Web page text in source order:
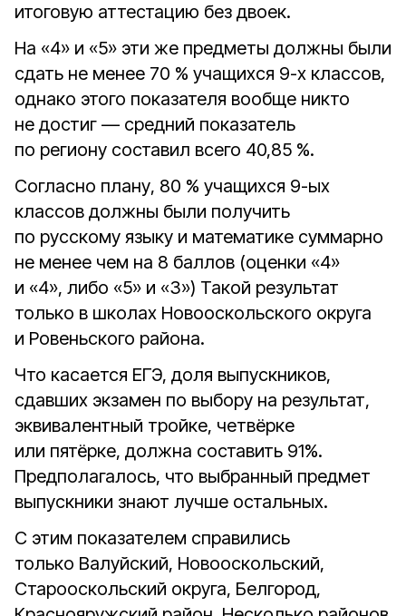
итоговую аттестацию без двоек.
На «4» и «5» эти же предметы должны были
сдать не менее 70 % учащихся 9-х классов,
однако этого показателя вообще никто
не достиг — средний показатель
по региону составил всего 40,85 %.
Согласно плану, 80 % учащихся 9-ых
классов должны были получить
по русскому языку и математике суммарно
не менее чем на 8 баллов (оценки «4»
и «4», либо «5» и «3») Такой результат
только в школах Новооскольского округа
и Ровеньского района.
Что касается ЕГЭ, доля выпускников,
сдавших экзамен по выбору на результат,
эквивалентный тройке, четвёрке
или пятёрке, должна составить 91%.
Предполагалось, что выбранный предмет
выпускники знают лучше остальных.
С этим показателем справились
только Валуйский, Новооскольский,
Старооскольский округа, Белгород,